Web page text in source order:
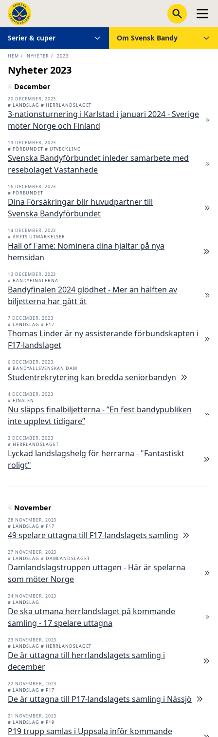
Serier & cuper Om Svensk Bandy
HEM / NYHETER / 2023
Nyheter 2023
# December
20 DECEMBER, 2023
# LANDSLAG # HERRLANDSLAGET
3-nationsturnering i Karlstad i januari 2024 - Sverige
möter Norge och Finland
19 DECEMBER, 2023
# FÖRBUNDET # UTVECKLING
Svenska Bandyförbundet inleder samarbete med
resebolaget Västanhede
16 DECEMBER, 2023
# FÖRBUNDET
Dina Försäkringar blir huvudpartner till
Svenska Bandyförbundet
14 DECEMBER, 2023
# ÅRETS UTMÄRKELSER
Hall of Fame: Nominera dina hjältar på nya
hemsidan
13 DECEMBER, 2023
# BANDYFINALERNA
Bandyfinalen 2024 glödhet - Mer än hälften av
biljetterna har gått åt
7 DECEMBER, 2023
# LANDSLAG # F17
Thomas Linder är ny assisterande förbundskapten i
F17-landslaget
6 DECEMBER, 2023
# BANDYALLSVENSKAN DAM
Studentrekrytering kan bredda seniorbandyn
4 DECEMBER, 2023
# FINALEN
Nu släpps finalbiljetterna - ”En fest bandypubliken
inte upplevt tidigare”
3 DECEMBER, 2023
# HERRLANDSLAGET
Lyckad landslagshelg för herrarna - "Fantastiskt
roligt"
# November
28 NOVEMBER, 2023
# LANDSLAG # F17
49 spelare uttagna till F17-landslagets samling
27 NOVEMBER, 2023
# LANDSLAG # DAMLANDSLAGET
Damlandslagstruppen uttagen - Här är spelarna
som möter Norge
24 NOVEMBER, 2023
# LANDSLAG
De ska utmana herrlandslaget på kommande
samling - 17 spelare uttagna
23 NOVEMBER, 2023
# LANDSLAG # HERRLANDSLAGET
De är uttagna till herrlandslagets samling i
december
22 NOVEMBER, 2023
# LANDSLAG # P17
De är uttagna till P17-landslagets samling i Nässjö
21 NOVEMBER, 2023
# LANDSLAG # P19
P19 trupp samlas i Uppsala inför kommande